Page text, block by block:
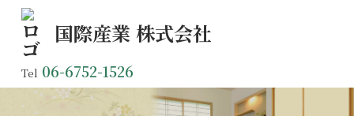
国際産業 株式会社
Tel 06-6752-1526